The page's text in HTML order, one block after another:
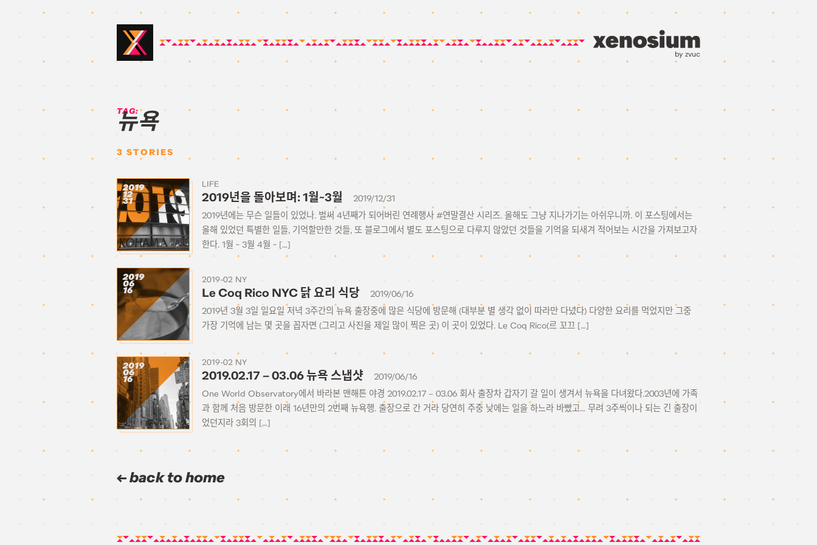
by zvuc
TAG:
뉴욕
3 STORIES
2019
12
31
LIFE
2019년을 돌아보며: 1월~3월
2019/12/31
2019년에는 무슨 일들이 있었나. 벌써 4년째가 되어버린 연례행사 #연말결산 시리즈. 올해도 그냥 지나가기는 아쉬우니까. 이 포스팅에서는
올해 있었던 특별한 일들, 기억할만한 것들, 또 블로그에서 별도 포스팅으로 다루지 않았던 것들을 기억을 되새겨 적어보는 시간을 가져보고자
한다. 1월 ~ 3월 4월 ~ […]
2019
06
16
2019-02 NY
Le Coq Rico NYC 닭 요리 식당
2019/06/16
2019년 3월 3일 일요일 저녁 3주간의 뉴욕 출장중에 많은 식당에 방문해 (대부분 별 생각 없이 따라만 다녔다) 다양한 요리를 먹었지만 그중
가장 기억에 남는 몇 곳을 꼽자면 (그리고 사진을 제일 많이 찍은 곳) 이 곳이 있었다. Le Coq Rico(르 꼬끄 […]
2019
06
16
2019-02 NY
2019.02.17 – 03.06 뉴욕 스냅샷
2019/06/16
One World Observatory에서 바라본 맨해튼 야경 2019.02.17 – 03.06 회사 출장차 갑자기 갈 일이 생겨서 뉴욕을 다녀왔다.2003년에 가족
과 함께 처음 방문한 이래 16년만의 2번째 뉴욕행. 출장으로 간 거라 당연히 주중 낮에는 일을 하느라 바빴고… 무려 3주씩이나 되는 긴 출장이
었던지라 3회의 […]
back to home